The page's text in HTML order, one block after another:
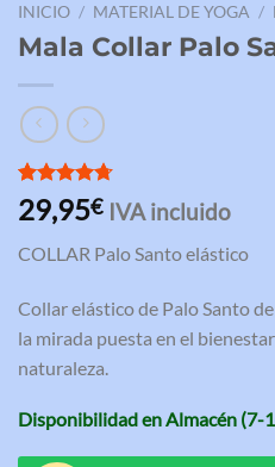
INICIO / MATERIAL DE YOGA /
Mala Collar Palo
Valorado
con4.67
base a
3
29,95€ IVA incluido
COLLAR Palo Santo elástico
Collar elástico de Palo Santo
la mirada puesta en el
naturaleza.
Disponibilidad en Almacén (7-